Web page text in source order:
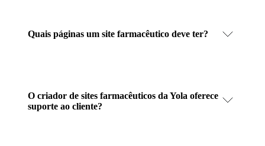
Quais páginas um site farmacêutico deve ter?
O criador de sites farmacêuticos da Yola oferece
suporte ao cliente?